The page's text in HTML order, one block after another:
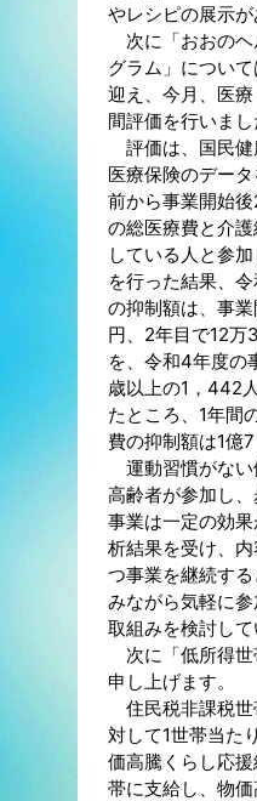
やレシピの展示が
次に「おおのヘ
グラム」につい
迎え、今月、医
間評価を行いまし
評価は、国民健
医療保険のデー
前から事業開始
の総医療費と介
している人と参
を行った結果、
の抑制額は、事
円、2年目で12万
を、令和4年度の
歳以上の1，442
たところ、1年間
費の抑制額は1億7
運動習慣がない
高齢者が参加し
事業は一定の効
析結果を受け、
つ事業を継続す
みながら気軽に
取組みを検討して
次に「低所得世
申し上げます。
住民税非課税世
対して1世帯当た
価高騰くらし応
帯に支給し、物